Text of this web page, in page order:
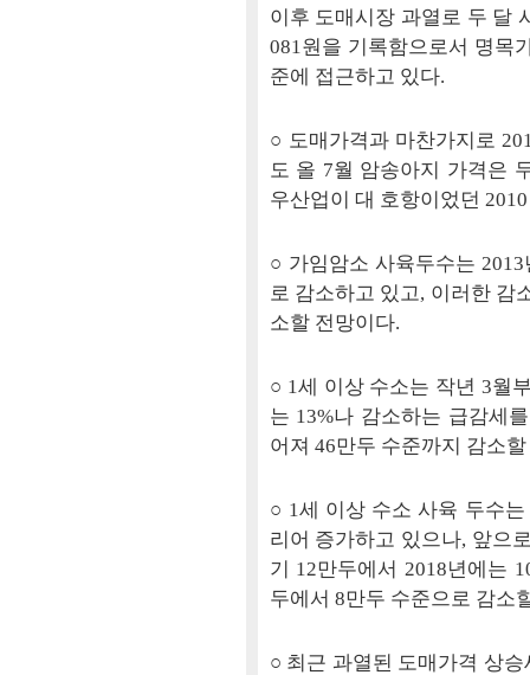
이후 도매시장 과열로 두 달
081원을 기록함으로서 명목
준에 접근하고 있다.
○ 도매가격과 마찬가지로
도 올 7월 암송아지 가격은
우산업이 대 호항이었던
○ 가임암소 사육두수는
로 감소하고 있고, 이러한 감
소할 전망이다.
○ 1세 이상 수소는 작년 3월
는 13%나 감소하는 급감세
어져 46만두 수준까지 감소
○ 1세 이상 수소 사육 두수
리어 증가하고 있으나, 앞으
기 12만두에서 2018년에는
두에서 8만두 수준으로 감소
○ 최근 과열된 도매가격 상